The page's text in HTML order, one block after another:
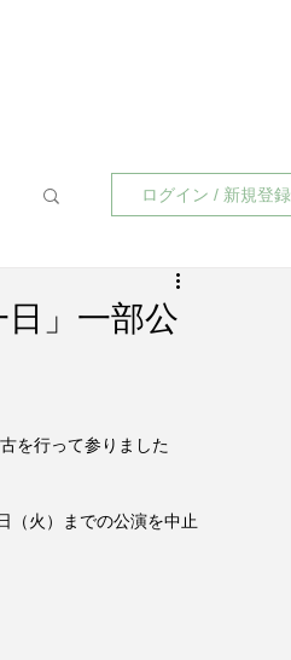
ログイン / 新規登録
」一部公
を行って参りました
（火）までの公演を中止